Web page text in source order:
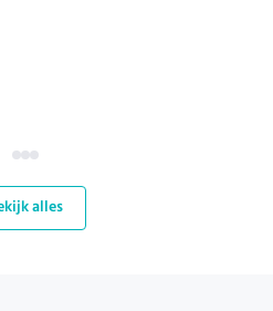
alles